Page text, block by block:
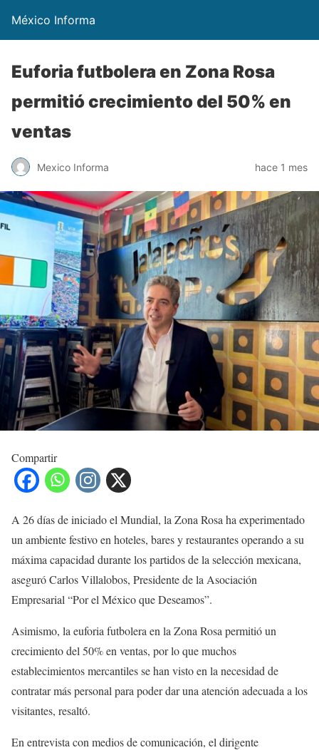
México Informa
Euforia futbolera en Zona Rosa
permitió crecimiento del 50% en
ventas
Mexico Informa hace 1 mes
Compartir
A 26 días de iniciado el Mundial, la Zona Rosa ha experimentado
un ambiente festivo en hoteles, bares y restaurantes operando a su
máxima capacidad durante los partidos de la selección mexicana,
aseguró Carlos Villalobos, Presidente de la Asociación
Empresarial “Por el México que Deseamos”.
Asimismo, la euforia futbolera en la Zona Rosa permitió un
crecimiento del 50% en ventas, por lo que muchos
establecimientos mercantiles se han visto en la necesidad de
contratar más personal para poder dar una atención adecuada a los
visitantes, resaltó.
En entrevista con medios de comunicación, el dirigente